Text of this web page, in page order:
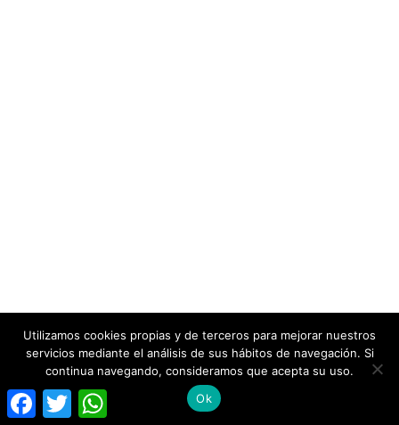
Facebook
Twitter
Utilizamos cookies propias y de terceros para mejorar nuestros
servicios mediante el análisis de sus hábitos de navegación. Si
continua navegando, consideramos que acepta su uso.
Ok